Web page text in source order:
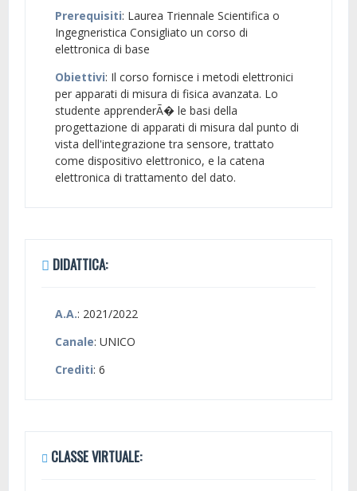
Prerequisiti: Laurea Triennale Scientifica o
Ingegneristica Consigliato un corso di
elettronica di base
Obiettivi: Il corso fornisce i metodi elettronici
per apparati di misura di fisica avanzata. Lo
studente apprenderÃ� le basi della
progettazione di apparati di misura dal punto di
vista dell'integrazione tra sensore, trattato
come dispositivo elettronico, e la catena
elettronica di trattamento del dato.
DIDATTICA:
A.A.: 2021/2022
Canale: UNICO
Crediti: 6
CLASSE VIRTUALE: